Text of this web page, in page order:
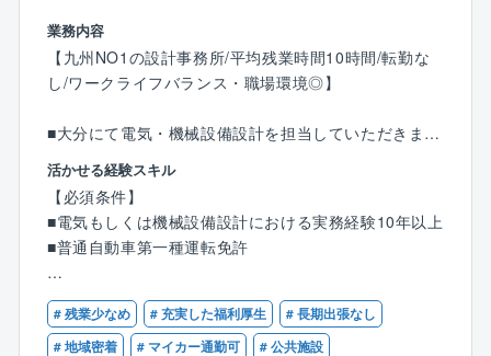
＜会社について＞
共インフラを支える生産プロセス、電気・空調・水処
理施設などの企画、設計、建設からメンテナンスそし
てリニューアルまで一貫して提供し、お客さまの課題
解決と快適な社会の実現に貢献しています。
▼多様なビジネスフィールド
＜産業プラント事業＞
医薬品、食品、化成品などの産業プラントに関わる設
備・工事の企画～設計～建設～メンテナンスに至るま
業務内容
【九州NO1の設計事務所/平均残業時間10時間/転勤な
し/ワークライフバランス・職場環境◎】
■大分にて電気・機械設備設計を担当していただきま
す。
（大分本社および各支店で受注した案件の両方を担当
します。）
【具体的には】
〇電気設備
企画設計/基本設計/実施設計/仕様書・予算書等作成/施
工管理
活かせる経験スキル
【必須条件】
■電気もしくは機械設備設計における実務経験10年以上
■普通自動車第一種運転免許
【歓迎条件】
■部下指導育成、チームリーダー
■建築設備士
# 残業少なめ # 充実した福利厚生
# 長期出張なし
# 地域密着
# マイカー通勤可 # 公共施設